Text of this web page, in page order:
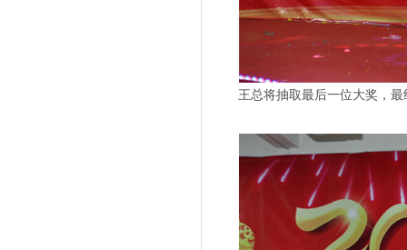
王总将抽取最后一位大奖，